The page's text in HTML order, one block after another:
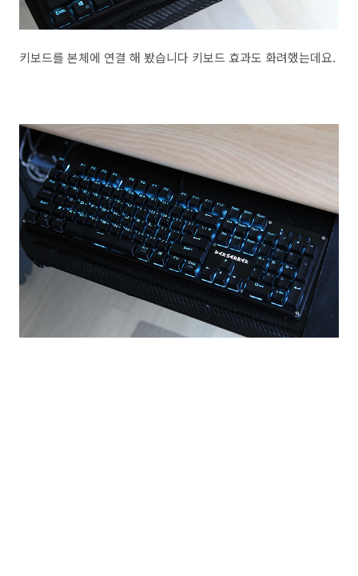
키보드를 본체에 연결 해 봤습니다 키보드 효과도 화려했는데요.